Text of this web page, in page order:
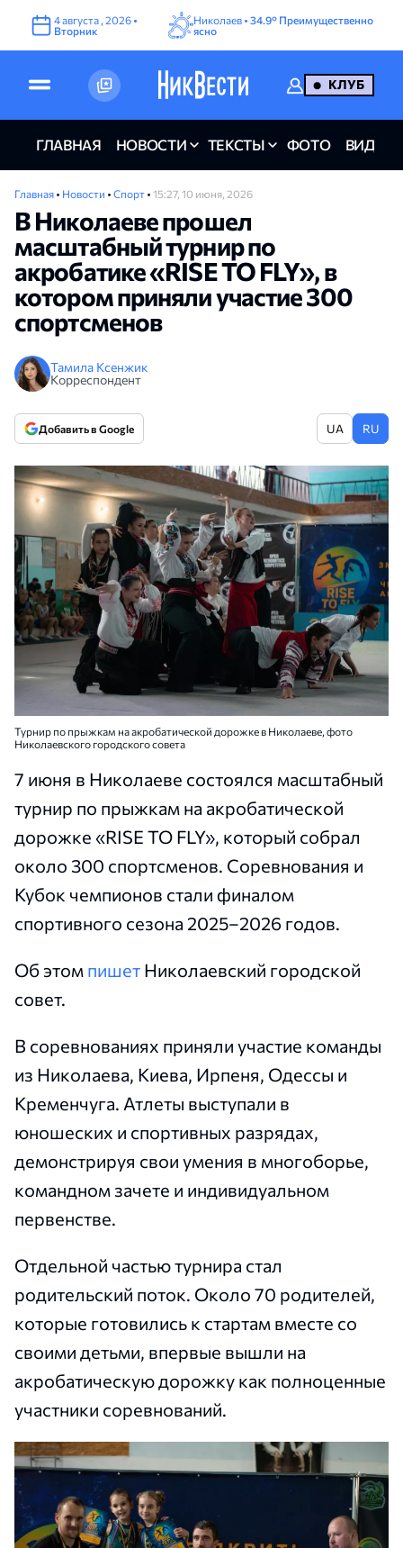
4августа ,2026 •
Вторник
Николаев •34.9° Преимущественно
ясно
КЛУБ
ГЛАВНАЯ НОВОСТИ ТЕКСТЫ ФОТО ВИДЕО
Главная • Новости • Спорт • 15:27, 10 июня, 2026
В Николаеве прошел
масштабный турнир по
акробатике «RISE TO FLY», в
котором приняли участие 300
спортсменов
Тамила Ксенжик
Корреспондент
Добавить в Google UA RU
Турнир по прыжкам на акробатической дорожке в Николаеве, фото
Николаевского городского совета
7 июня в Николаеве состоялся масштабный
турнир по прыжкам на акробатической
дорожке «RISE TO FLY», который собрал
около 300 спортсменов. Соревнования и
Кубок чемпионов стали финалом
спортивного сезона 2025–2026 годов.
Об этом пишет Николаевский городской
совет.
В соревнованиях приняли участие команды
из Николаева, Киева, Ирпеня, Одессы и
Кременчуга. Атлеты выступали в
юношеских и спортивных разрядах,
демонстрируя свои умения в многоборье,
командном зачете и индивидуальном
первенстве.
Отдельной частью турнира стал
родительский поток. Около 70 родителей,
которые готовились к стартам вместе со
своими детьми, впервые вышли на
акробатическую дорожку как полноценные
участники соревнований.